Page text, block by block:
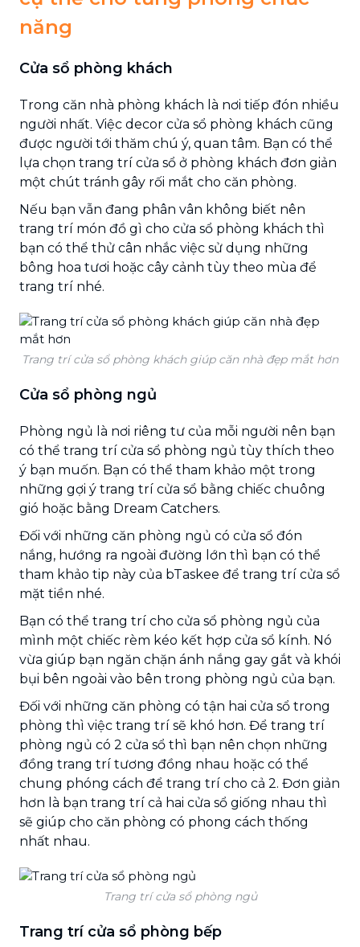
năng
Cửa sổ phòng khách
Trong căn nhà phòng khách là nơi tiếp đón nhiều
người nhất. Việc decor cửa sổ phòng khách cũng
được người tới thăm chú ý, quan tâm. Bạn có thể
lựa chọn trang trí cửa sổ ở phòng khách đơn giản
một chút tránh gây rối mắt cho căn phòng.
Nếu bạn vẫn đang phân vân không biết nên
trang trí món đồ gì cho cửa sổ phòng khách thì
bạn có thể thử cân nhắc việc sử dụng những
bông hoa tươi hoặc cây cảnh tùy theo mùa để
trang trí nhé.
Trang trí cửa sổ phòng khách giúp căn nhà đẹp mắt hơn
Cửa sổ phòng ngủ
Phòng ngủ là nơi riêng tư của mỗi người nên bạn
có thể trang trí cửa sổ phòng ngủ tùy thích theo
ý bạn muốn. Bạn có thể tham khảo một trong
những gợi ý trang trí cửa sổ bằng chiếc chuông
gió hoặc bằng Dream Catchers.
Đối với những căn phòng ngủ có cửa sổ đón
nắng, hướng ra ngoài đường lớn thì bạn có thể
tham khảo tip này của bTaskee để trang trí cửa sổ
mặt tiền nhé.
Bạn có thể trang trí cho cửa sổ phòng ngủ của
mình một chiếc rèm kéo kết hợp cửa sổ kính. Nó
vừa giúp bạn ngăn chặn ánh nắng gay gắt và khói
bụi bên ngoài vào bên trong phòng ngủ của bạn.
Đối với những căn phòng có tận hai cửa sổ trong
phòng thì việc trang trí sẽ khó hơn. Để trang trí
phòng ngủ có 2 cửa sổ thì bạn nên chọn những
đồng trang trí tương đồng nhau hoặc có thể
chung phóng cách để trang trí cho cả 2. Đơn giản
hơn là bạn trang trí cả hai cửa sổ giống nhau thì
sẽ giúp cho căn phòng có phong cách thống
nhất nhau.
Trang trí cửa sổ phòng ngủ
Trang trí cửa sổ phòng bếp